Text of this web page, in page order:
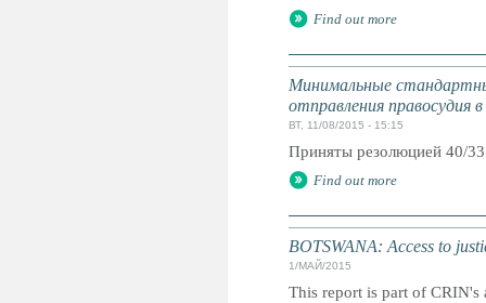
Find out more
Минимальные
отправления правосудия
ВТ, 11/08/2015 - 15:15
Приняты резолюцией 40/
Find out more
BOTSWANA: Access to
1/МАЙ/2015
This report is part of CRIN's